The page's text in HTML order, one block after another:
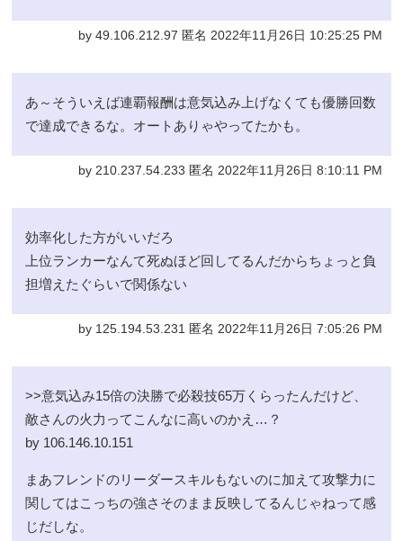
by 49.106.212.97 匿名 2022年11月26日 10:25:25 PM
あ～そういえば連覇報酬は意気込み上げなくても優勝回数
で達成できるな。オートありゃやってたかも。
by 210.237.54.233 匿名 2022年11月26日 8:10:11 PM
効率化した方がいいだろ
上位ランカーなんて死ぬほど回してるんだからちょっと負
担増えたぐらいで関係ない
by 125.194.53.231 匿名 2022年11月26日 7:05:26 PM
>>意気込み15倍の決勝で必殺技65万くらったんだけど、
敵さんの火力ってこんなに高いのかえ…？
by 106.146.10.151
まあフレンドのリーダースキルもないのに加えて攻撃力に
関してはこっちの強さそのまま反映してるんじゃねって感
じだしな。